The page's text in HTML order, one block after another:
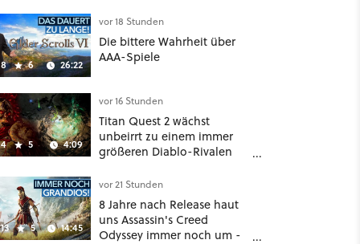
6 26:22
vor 18 Stunden
Die bittere Wahrheit über
AAA-Spiele
5 4:09
vor 16 Stunden
Titan Quest 2 wächst
unbeirrt zu einem immer
größeren Diablo-Rivalen
sogar eine richtige
Beschwörer-Klasse
5 14:45
vor 21 Stunden
8 Jahre nach Release haut
uns Assassin's Creed
Odyssey immer noch um -